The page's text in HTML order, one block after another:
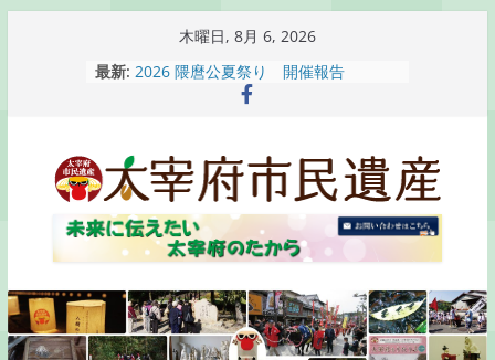
プ
木曜日, 8月 6, 2026
最新: 2026 隈麿公夏祭り 開催報告
通古賀歴史勉強会が開催されます
梅香苑夏まつり子どもみこし開催のお
知らせ
木うそ絵付け体験のお知らせ